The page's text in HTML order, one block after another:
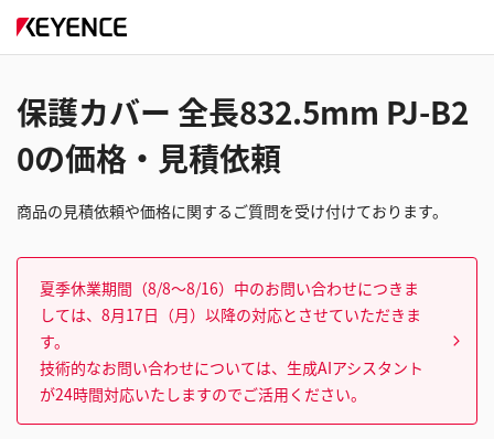
保護カバー 全長832.5mm PJ-B2
0の価格・見積依頼
商品の見積依頼や価格に関するご質問を受け付けております。
夏季休業期間（8/8～8/16）中のお問い合わせにつきま
しては、8月17日（月）以降の対応とさせていただきま
す。
技術的なお問い合わせについては、生成AIアシスタント
が24時間対応いたしますのでご活用ください。